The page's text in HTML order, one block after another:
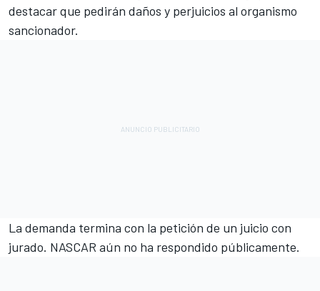
destacar que pedirán daños y perjuicios al organismo
sancionador.
La demanda termina con la petición de un juicio con
jurado. NASCAR aún no ha respondido públicamente.